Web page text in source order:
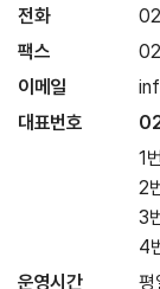
전화
팩스
이메일
대표번호
1
2
3
4
운영시간